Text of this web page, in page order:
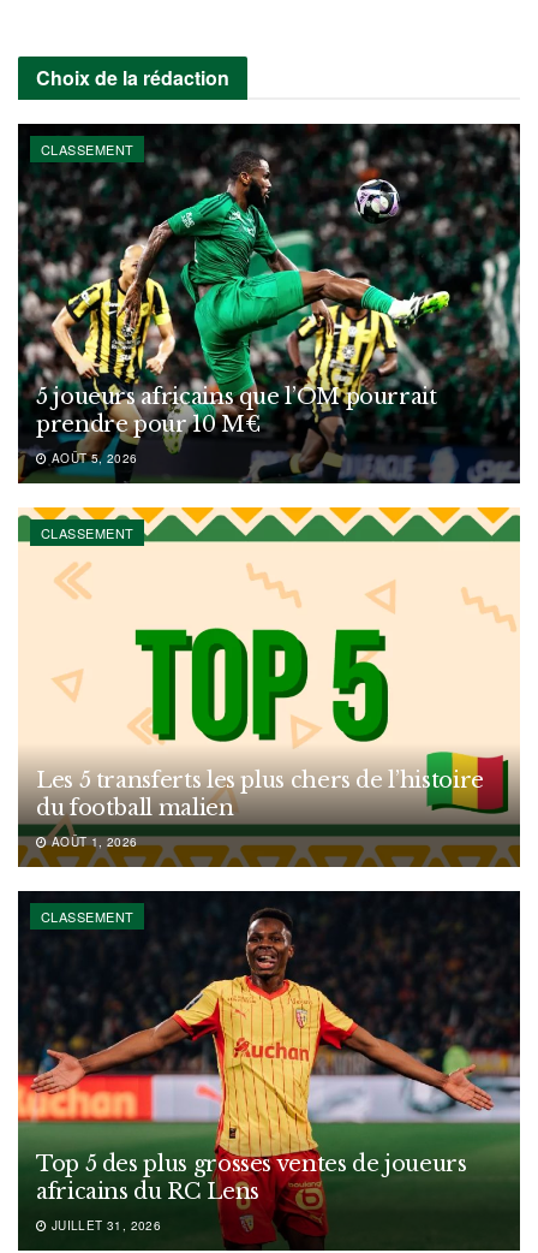
Choix de la rédaction
CLASSEMENT
5 joueurs africains que l’OM pourrait
prendre pour 10 M€
AOÛT 5, 2026
CLASSEMENT
Les 5 transferts les plus chers de l’histoire
du football malien
AOÛT 1, 2026
CLASSEMENT
Top 5 des plus grosses ventes de joueurs
africains du RC Lens
JUILLET 31, 2026